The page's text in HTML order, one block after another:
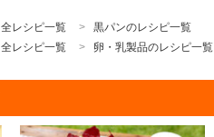
全レシピ一覧
黒パンのレシピ一覧
全レシピ一覧 卵・乳製品のレシピ一覧